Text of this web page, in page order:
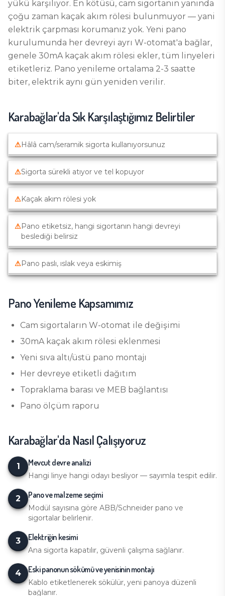
yükü karşılıyor. En kötüsü, cam sigortanın yanında
çoğu zaman kaçak akım rölesi bulunmuyor — yani
elektrik çarpması korumanız yok. Yeni pano
kurulumunda her devreyi ayrı W-otomat'a bağlar,
genele 30mA kaçak akım rölesi ekler, tüm linyeleri
etiketleriz. Pano yenileme ortalama 2-3 saatte
biter, elektrik aynı gün yeniden verilir.
Karabağlar'da Sık Karşılaştığımız Belirtiler
⚠Hâlâ cam/seramik sigorta kullanıyorsunuz
⚠Sigorta sürekli atıyor ve tel kopuyor
⚠Kaçak akım rölesi yok
⚠Pano etiketsiz, hangi sigortanın hangi devreyi
beslediği belirsiz
⚠Pano paslı, ıslak veya eskimiş
Pano Yenileme Kapsamımız
Cam sigortaların W-otomat ile değişimi
30mA kaçak akım rölesi eklenmesi
Yeni sıva altı/üstü pano montajı
Her devreye etiketli dağıtım
Topraklama barası ve MEB bağlantısı
Pano ölçüm raporu
Karabağlar'da Nasıl Çalışıyoruz
1 Mevcut devre analizi
Hangi linye hangi odayı besliyor — sayımla tespit edilir.
2 Pano ve malzeme seçimi
Modül sayısına göre ABB/Schneider pano ve
sigortalar belirlenir.
3 Elektriğin kesimi
Ana sigorta kapatılır, güvenli çalışma sağlanır.
4 Eski panonun sökümü ve yenisinin montajı
Kablo etiketlenerek sökülür, yeni panoya düzenli
bağlanır.